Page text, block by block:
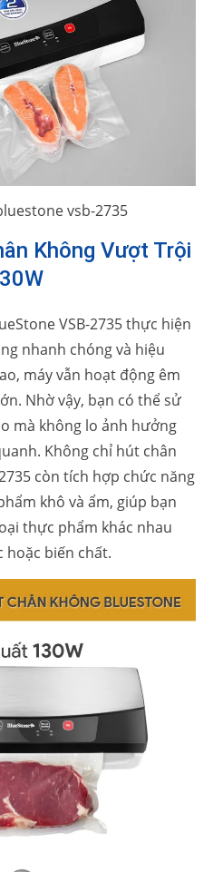
vsb-2735
Không Vượt Trội
VSB-2735 thực hiện
nhanh chóng và hiệu
máy vẫn hoạt động êm
Nhờ vậy, bạn có thể sử
mà không lo ảnh hưởng
Không chỉ hút chân
còn tích hợp chức năng
khô và ẩm, giúp bạn
thực phẩm khác nhau
hoặc biến chất.